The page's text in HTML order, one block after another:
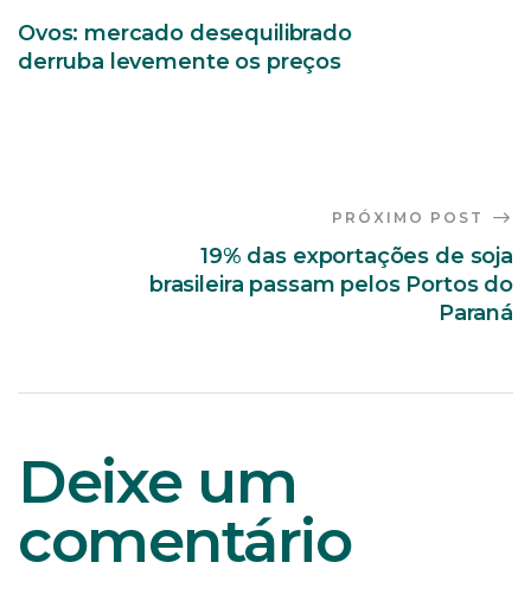
Ovos: mercado desequilibrado
derruba levemente os preços
PRÓXIMO POST
19% das exportações de soja
brasileira passam pelos Portos do
Paraná
Deixe um
comentário